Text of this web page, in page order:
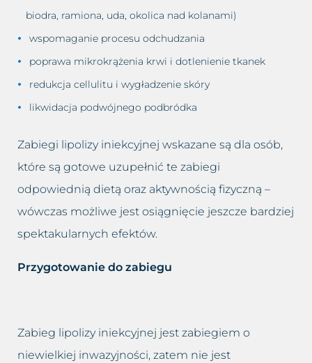
biodra, ramiona, uda, okolica nad kolanami)
wspomaganie procesu odchudzania
poprawa mikrokrążenia krwi i dotlenienie tkanek
redukcja cellulitu i wygładzenie skóry
likwidacja podwójnego podbródka
Zabiegi lipolizy iniekcyjnej wskazane są dla osób,
które są gotowe uzupełnić te zabiegi
odpowiednią dietą oraz aktywnością fizyczną –
wówczas możliwe jest osiągnięcie jeszcze bardziej
spektakularnych efektów.
Przygotowanie do zabiegu
Zabieg lipolizy iniekcyjnej jest zabiegiem o
niewielkiej inwazyjności, zatem nie jest